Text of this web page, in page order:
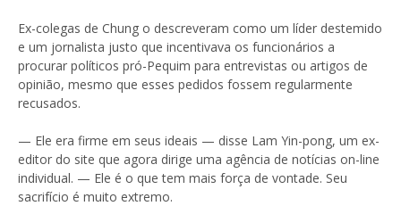
Ex-colegas de Chung o descreveram como um líder destemido
e um jornalista justo que incentivava os funcionários a
procurar políticos pró-Pequim para entrevistas ou artigos de
opinião, mesmo que esses pedidos fossem regularmente
recusados.
— Ele era firme em seus ideais — disse Lam Yin-pong, um ex-
editor do site que agora dirige uma agência de notícias on-line
individual. — Ele é o que tem mais força de vontade. Seu
sacrifício é muito extremo.